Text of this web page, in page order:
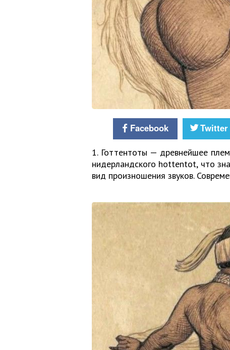
Facebook Twitter
1. Готтентоты — древнейшее
нидерландского hottentot, что
вид произношения звуков.